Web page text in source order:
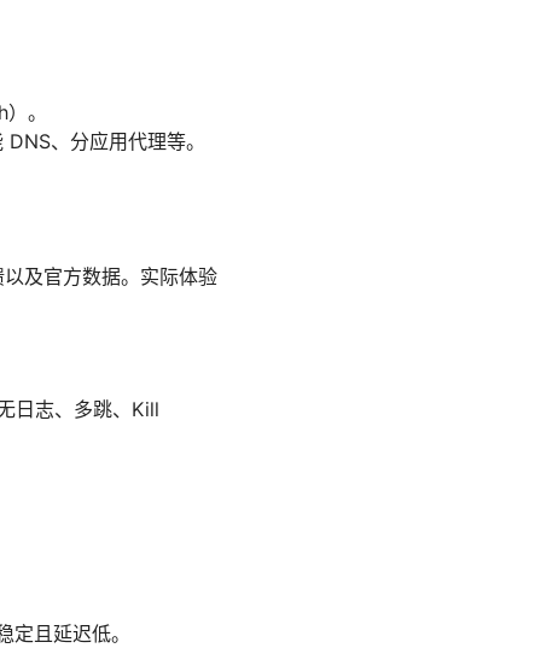
。
、分应用代理等。
及官方数据。实际体验
日志、多跳、Kill
且延迟低。